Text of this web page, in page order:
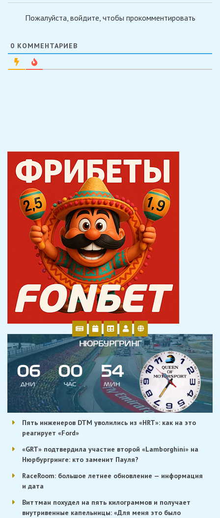
Пожалуйста, войдите, чтобы прокомментировать
0 КОММЕНТАРИЕВ
НЮРБУРГРИНГ
06
ДНИ
00
ЧАС
54
МИН
Пять инженеров DTM уволились из «HRT»: как на это
реагирует «Ford»
«GRT» подтвердила участие второй «Lamborghini» на
Нюрбургринге: кто заменит Пауля?
RaceRoom: большое летнее обновление — информация
и дата
Виттман похудел на пять килограммов и получает
внутривенные капельницы: «Для меня это было